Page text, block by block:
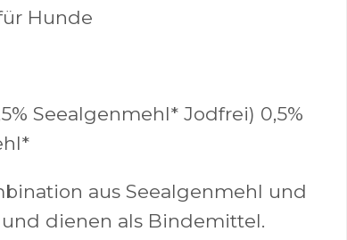
Hunde
Seealgenmehl* Jodfrei) 0,5%
aus Seealgenmehl und
dienen als Bindemittel.